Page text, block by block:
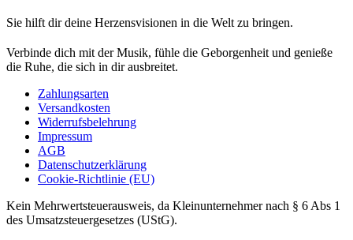
Sie hilft dir deine Herzensvisionen in die Welt zu bringen.
Verbinde dich mit der Musik, fühle die Geborgenheit und genieße
die Ruhe, die sich in dir ausbreitet.
Zahlungsarten
Versandkosten
Widerrufsbelehrung
Impressum
AGB
Datenschutzerklärung
Cookie-Richtlinie (EU)
Kein Mehrwertsteuerausweis, da Kleinunternehmer nach § 6 Abs 1
des Umsatzsteuergesetzes (UStG).